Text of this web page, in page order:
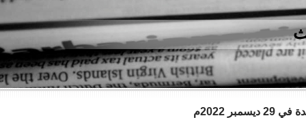
2022م